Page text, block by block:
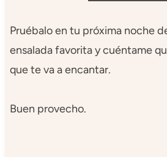
Pruébalo en tu próxima noche
ensalada favorita y cuéntame
que te va a encantar.
Buen provecho.